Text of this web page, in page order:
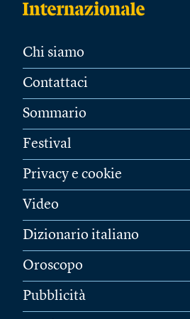
Chi siamo
Contattaci
Sommario
Festival
Privacy e cookie
Video
Dizionario italiano
Oroscopo
Pubblicità